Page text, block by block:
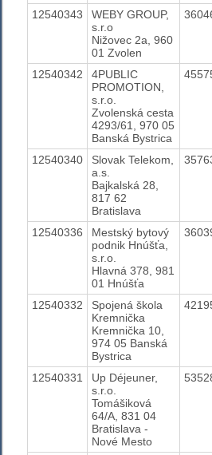
12540343
WEBY GROUP,
s.r.o
Nižovec 2a, 960
01 Zvolen
12540342
4PUBLIC
PROMOTION,
s.r.o.
Zvolenská cesta
4293/61, 970 05
Banská Bystrica
12540340
Slovak Telekom,
a.s.
Bajkalská 28,
817 62
Bratislava
12540336
Mestský bytový
podnik Hnúšťa,
s.r.o.
Hlavná 378, 981
01 Hnúšťa
12540332
Spojená škola
Kremnička
Kremnička 10,
974 05 Banská
Bystrica
12540331
Up Déjeuner,
s.r.o.
Tomášiková
64/A, 831 04
Bratislava -
Nové Mesto